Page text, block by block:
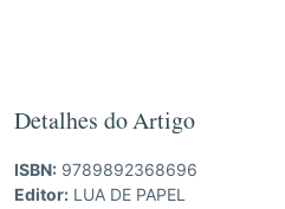
Detalhes do Artigo
ISBN: 9789892368696
Editor: LUA DE PAPEL